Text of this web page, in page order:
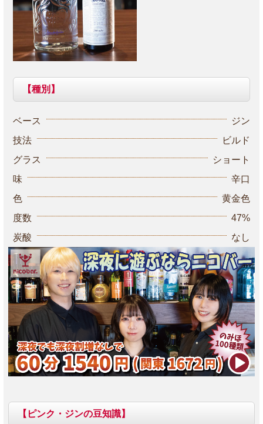
【種別】
ベース
ジン
技法
ビルド
グラス
ショート
味
辛口
色
黄金色
度数
47%
炭酸
なし
【ピンク・ジンの豆知識】